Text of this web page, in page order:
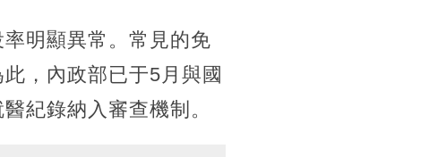
明顯異常。常見的免
，內政部已于5月與國
紀錄納入審查機制。